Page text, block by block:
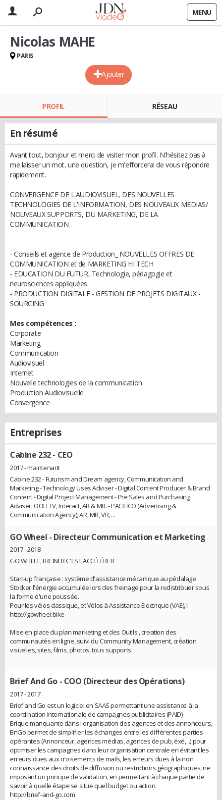
MENU
Ajouter
Nicolas MAHE
PARIS
PROFIL RÉSEAU
En résumé
Avant tout, bonjour et merci de visiter mon profil. N'hésitez pas à
me laisser un mot, une question, je m'efforcerai de vous répondre
rapidement.
CONVERGENCE DE L'AUDIOVISUEL, DES NOUVELLES
TECHNOLOGIES DE L'INFORMATION, DES NOUVEAUX MEDIAS/
NOUVEAUX SUPPORTS, DU MARKETING, DE LA
COMMUNICATION
- Conseils et agence de Production_ NOUVELLES OFFRES DE
COMMUNICATION et de MARKETING HI TECH
- EDUCATION DU FUTUR, Technologie, pédagogie et
neurosciences appliquées.
- PRODUCTION DIGITALE - GESTION DE PROJETS DIGITAUX -
SOURCING
Mes compétences :
Corporate
Marketing
Communication
Audiovisuel
Internet
Nouvelle technologies de la communication
Production Audiovisuelle
Convergence
Entreprises
Cabine 232- CEO
2017 - maintenant
Cabine 232 - Futurism and Dream agency, Communication and
Marketing - Technology Uses Adviser - Digital Content Producer & Brand
Content - Digital Project Management - Pre Sales and Purchasing
Adviser, OOH TV, Interact, AR & MR. - PACIFICO (Advertising &
Communication Agency), AR, MR, VR, ...
GO Wheel - Directeur Communication et Marketing
2017 - 2018
GO WHEEL, FREINER C'EST ACCÉLÉRER
Start-up française : système d'assistance mécanique au pédalage.
Stocker l'énergie accumulée lors des freinage pour la redistribuer sous
la forme d'une poussée.
Pour les vélos classique, et Vélos à Assistance Electrique (VAE), l
http://gowheel.bike
Mise en place du plan marketing et des Outils , creation des
communautés en ligne, suivi du Community Management, création
visuelles, sites, films, photos, tous supports.
Brief And Go- COO (Directeur des Opérations)
2017 - 2017
Brief and Go est un logiciel en SAAS permettant une assistance à la
coordination Internationale de campagnes publicitaires (PAID)
Brique manquante dans l'organisation des agences et des annonceurs,
BnGo permet de simplifier les échanges entre les différentes parties
opérantes (Annonceur, agences médias, agences de pub, éxé,...) pour
optimiser les campagnes dans leur organisation centrale en évitant les
erreurs dues aux croisements de mails, les erreurs dues à la non
connaissance des droits de diffusion ou restrictions géographiques, ne
imposant un principe de validation, en permettant à chaque partie de
savoir à quelle étape se situe quel budget ou action.
http://brief-and-go.com